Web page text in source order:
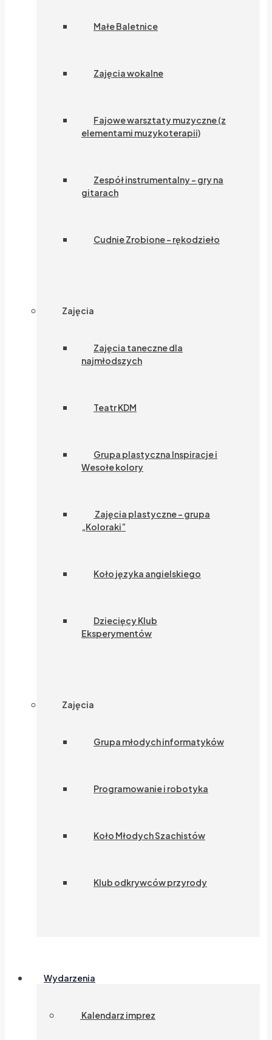
Małe Baletnice
Zajęcia wokalne
Fajowe warsztaty muzyczne (z
elementami muzykoterapii)
Zespół instrumentalny – gry na
gitarach
Cudnie Zrobione – rękodzieło
Zajęcia
Zajęcia taneczne dla
najmłodszych
Teatr KDM
Grupa plastyczna Inspiracje i
Wesołe kolory
Zajęcia plastyczne – grupa
„Koloraki”
Koło języka angielskiego
Dziecięcy Klub
Eksperymentów
Zajęcia
Grupa młodych informatyków
Programowanie i robotyka
Koło Młodych Szachistów
Klub odkrywców przyrody
Wydarzenia
Kalendarz imprez